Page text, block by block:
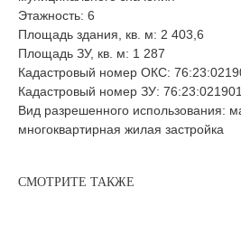
Этажность: 6
Площадь здания, кв. м: 2 403,6
Площадь ЗУ, кв. м: 1 287
Кадастровый номер ОКС:
Кадастровый номер ЗУ:
Вид разрешенного использования:
многоквартирная жилая застройка
СМОТРИТЕ ТАКЖЕ